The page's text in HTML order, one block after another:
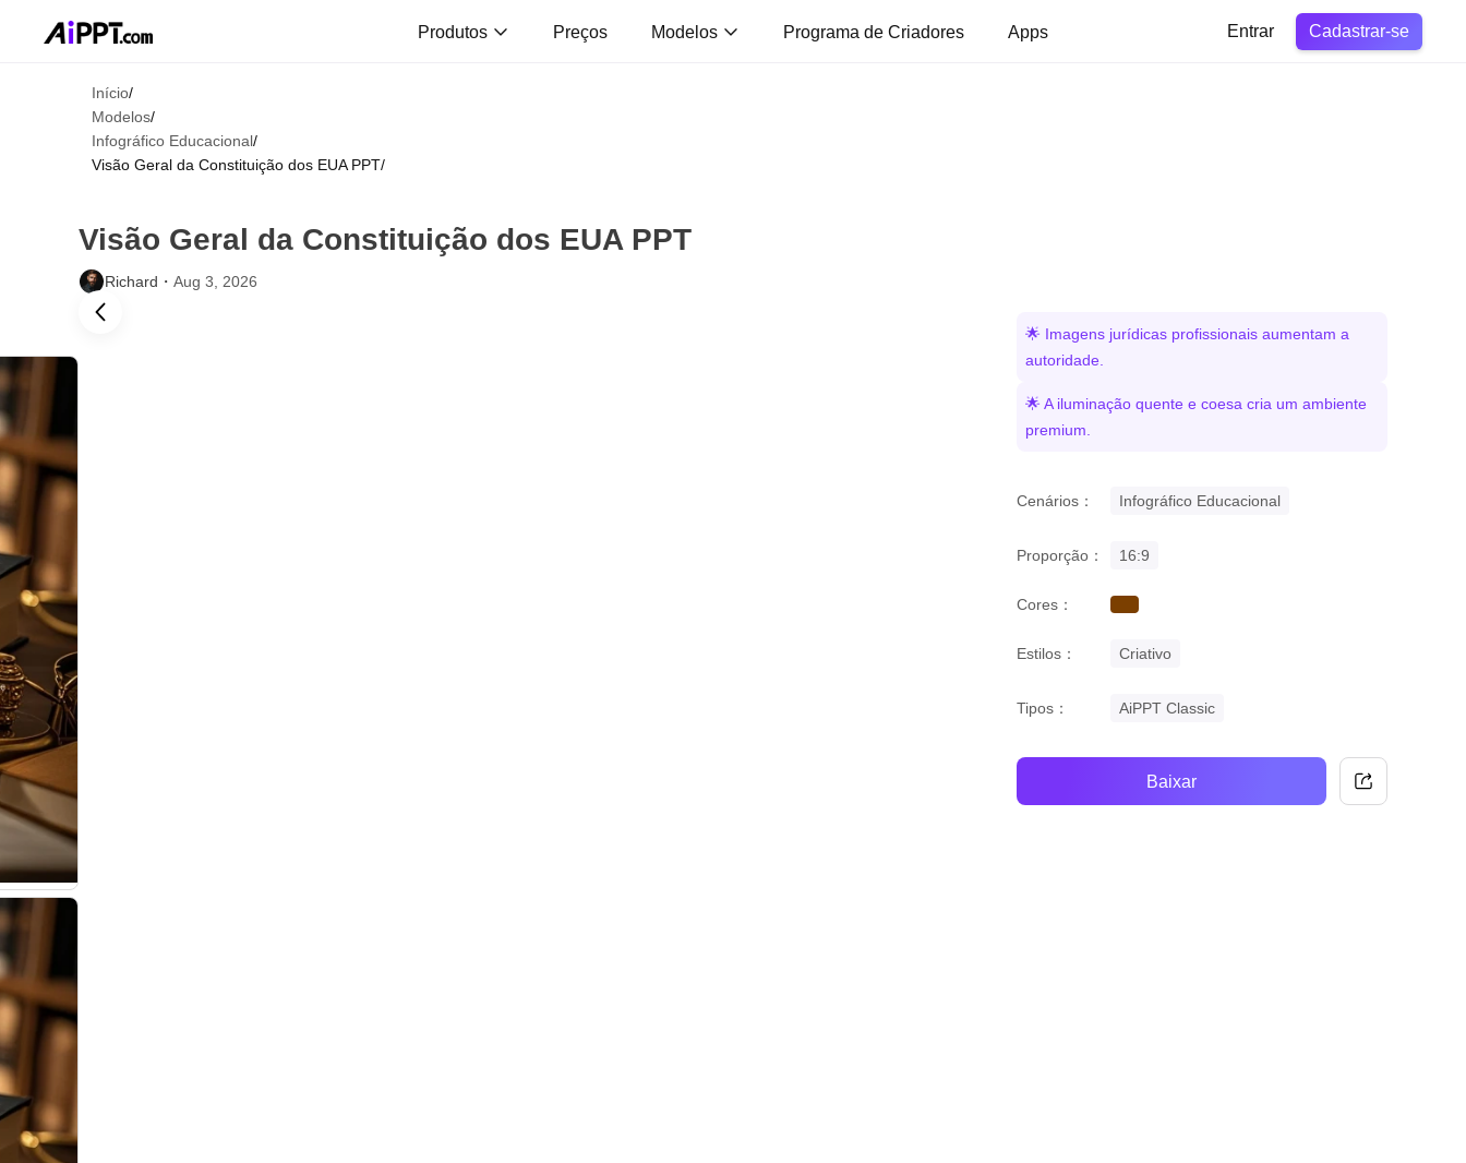
Produtos Preços Modelos Programa de Criadores Apps Entrar Cadastrar-se
Início/
Modelos/
Infográfico Educacional/
Visão Geral da Constituição dos EUA PPT/
Visão Geral da Constituição dos EUA PPT
Richard・ Aug 3, 2026
🌟 Imagens jurídicas profissionais aumentam a
autoridade.
🌟 A iluminação quente e coesa cria um ambiente
premium.
Cenários： Infográfico Educacional
Proporção： 16:9
Cores： brown
Estilos： Criativo
Tipos： AiPPT Classic
Baixar